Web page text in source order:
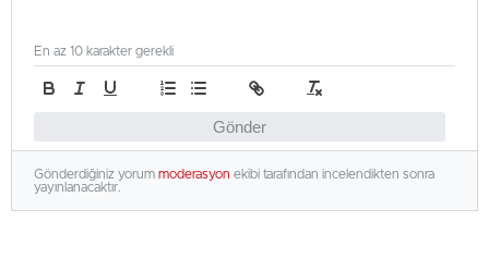
Gönder
En az 10 karakter gerekli
Gönderdiğiniz yorum moderasyon ekibi tarafından incelendikten sonra
yayınlanacaktır.